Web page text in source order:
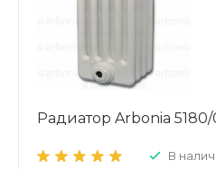
Радиатор Arbonia 5180/
В